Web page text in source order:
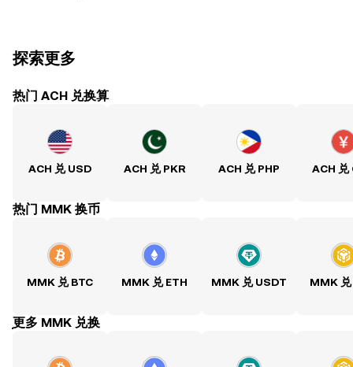
探索更多
热门 ACH 兑换算
ACH 兑 USD ACH 兑 PKR ACH 兑 PHP ACH 兑
热门 MMK 换币
MMK 兑 BTC MMK 兑 ETH MMK 兑 USDT MMK
ִִִִִִִִִִִִִִִִִִִִִִִִִִִִִִִִִִִִִִִִִִִִִִִִ更多 MMK 兑换